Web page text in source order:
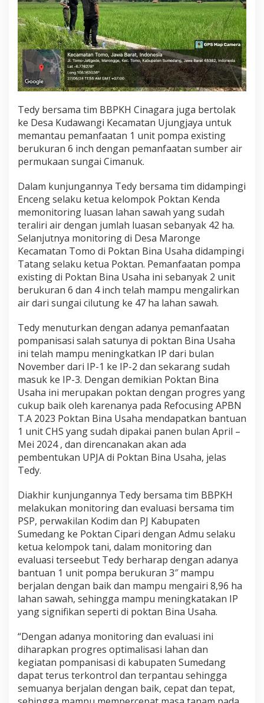
Tedy bersama tim BBPKH Cinagara juga bertolak
ke Desa Kudawangi Kecamatan Ujungjaya untuk
memantau pemanfaatan 1 unit pompa existing
berukuran 6 inch dengan pemanfaatan sumber air
permukaan sungai Cimanuk.
Dalam kunjungannya Tedy bersama tim didampingi
Enceng selaku ketua kelompok Poktan Kenda
memonitoring luasan lahan sawah yang sudah
teraliri air dengan jumlah luasan sebanyak 42 ha.
Selanjutnya monitoring di Desa Maronge
Kecamatan Tomo di Poktan Bina Usaha didampingi
Tatang selaku ketua Poktan. Pemanfaatan pompa
existing di Poktan Bina Usaha ini sebanyak 2 unit
berukuran 6 dan 4 inch telah mampu mengalirkan
air dari sungai cilutung ke 47 ha lahan sawah.
Tedy menuturkan dengan adanya pemanfaatan
pompanisasi salah satunya di poktan Bina Usaha
ini telah mampu meningkatkan IP dari bulan
November dari IP-1 ke IP-2 dan sekarang sudah
masuk ke IP-3. Dengan demikian Poktan Bina
Usaha ini merupakan poktan dengan progres yang
cukup baik oleh karenanya pada Refocusing APBN
T.A 2023 Poktan Bina Usaha mendapatkan bantuan
1 unit CHS yang sudah dipakai panen bulan April –
Mei 2024 , dan direncanakan akan ada
pembentukan UPJA di Poktan Bina Usaha, jelas
Tedy.
Diakhir kunjungannya Tedy bersama tim BBPKH
melakukan monitoring dan evaluasi bersama tim
PSP, perwakilan Kodim dan PJ Kabupaten
Sumedang ke Poktan Cipari dengan Admu selaku
ketua kelompok tani, dalam monitoring dan
evaluasi terseebut Tedy berharap dengan adanya
bantuan 1 unit pompa berukuran 3″ mampu
berjalan dengan baik dan mampu mengairi 8,96 ha
lahan sawah, sehingga mampu meningkatakan IP
yang signifikan seperti di poktan Bina Usaha.
“Dengan adanya monitoring dan evaluasi ini
diharapkan progres optimalisasi lahan dan
kegiatan pompanisasi di kabupaten Sumedang
dapat terus terkontrol dan terpantau sehingga
semuanya berjalan dengan baik, cepat dan tepat,